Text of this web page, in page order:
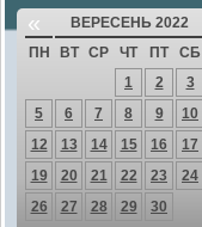
« ВЕРЕСЕНЬ 2022
ПН ВТ СР ЧТ ПТ СБ
1
2 3
5
6 7 8 9 10
12
13 14 15 16 17
19
20 21 22 23 24
26
27 28 29 30